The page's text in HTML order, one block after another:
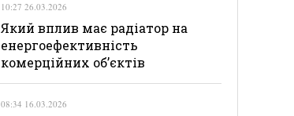
10:27 26.03.2026
Який вплив має радіатор на
енергоефективність
комерційних об’єктів
08:34 16.03.2026